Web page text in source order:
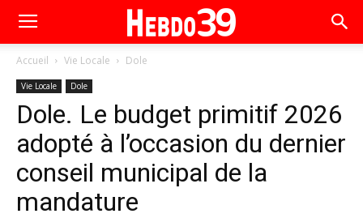
Accueil Vie Locale Dole
Vie Locale Dole
Dole. Le budget primitif 2026
adopté à l’occasion du dernier
conseil municipal de la
mandature